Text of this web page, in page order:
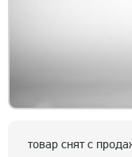
товар снят с